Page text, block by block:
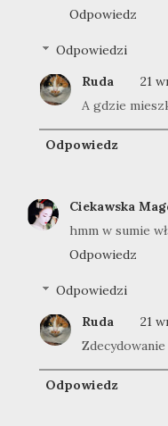
Odpowiedz
Odpowiedzi
Ruda
21
A gdzie
Odpowiedz
Ciekawska
hmm w sumie
Odpowiedz
Odpowiedzi
Ruda
21
Zdecydowanie
Odpowiedz